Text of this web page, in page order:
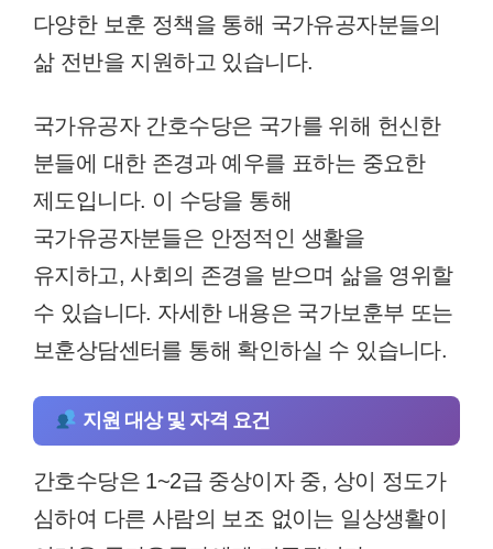
다양한 보훈 정책을 통해 국가유공자분들의
삶 전반을 지원하고 있습니다.
국가유공자 간호수당은 국가를 위해 헌신한
분들에 대한 존경과 예우를 표하는 중요한
제도입니다. 이 수당을 통해
국가유공자분들은 안정적인 생활을
유지하고, 사회의 존경을 받으며 삶을 영위할
수 있습니다. 자세한 내용은 국가보훈부 또는
보훈상담센터를 통해 확인하실 수 있습니다.
지원 대상 및 자격 요건
간호수당은 1~2급 중상이자 중, 상이 정도가
심하여 다른 사람의 보조 없이는 일상생활이